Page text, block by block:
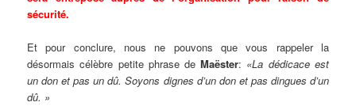
sécurité.
Et pour conclure, nous ne pouvons que vous rappeler la
désormais célèbre petite phrase deMaëster: «La dédicace est
un don et pas un dû. Soyons dignes d’un don et pas dingues d’un
dû. »